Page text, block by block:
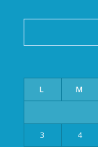
L M
3 4